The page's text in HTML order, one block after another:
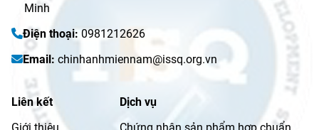
Minh
Điện thoại: 0981212626
Email: chinhanhmiennam@issq.org.vn
Liên kết
Dịch vụ